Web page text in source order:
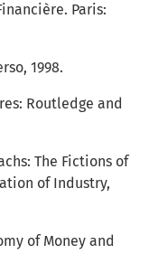
Paris:
1998.
Routledge and
The Fictions of
of Industry,
of Money and